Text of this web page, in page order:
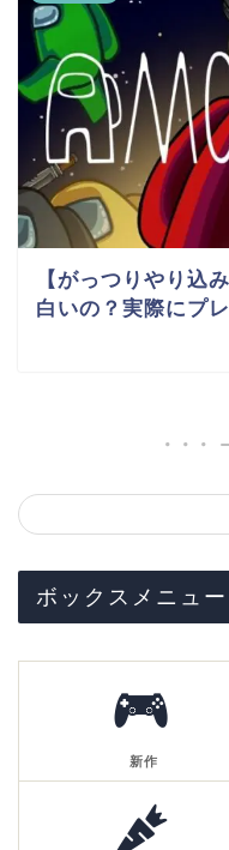
【がっつりやり込
白いの？実際にプ
ボックスメニュー
新作